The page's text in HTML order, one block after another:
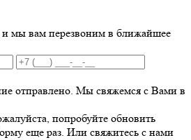
и мы вам перезвоним в ближайшее
отправлено. Мы свяжемся с Вами в
попробуйте обновить
еще раз. Или свяжитесь с нами